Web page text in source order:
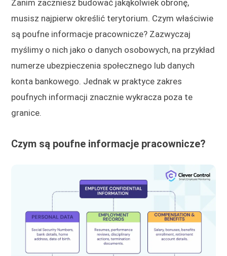
Zanim zaczniesz budować jakąkolwiek obronę,
musisz najpierw określić terytorium. Czym właściwie
są poufne informacje pracownicze? Zazwyczaj
myślimy o nich jako o danych osobowych, na przykład
numerze ubezpieczenia społecznego lub danych
konta bankowego. Jednak w praktyce zakres
poufnych informacji znacznie wykracza poza te
granice.
Czym są poufne informacje pracownicze?